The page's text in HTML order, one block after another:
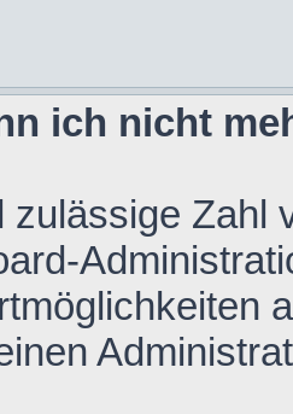
ich nicht
zulässige Zahl